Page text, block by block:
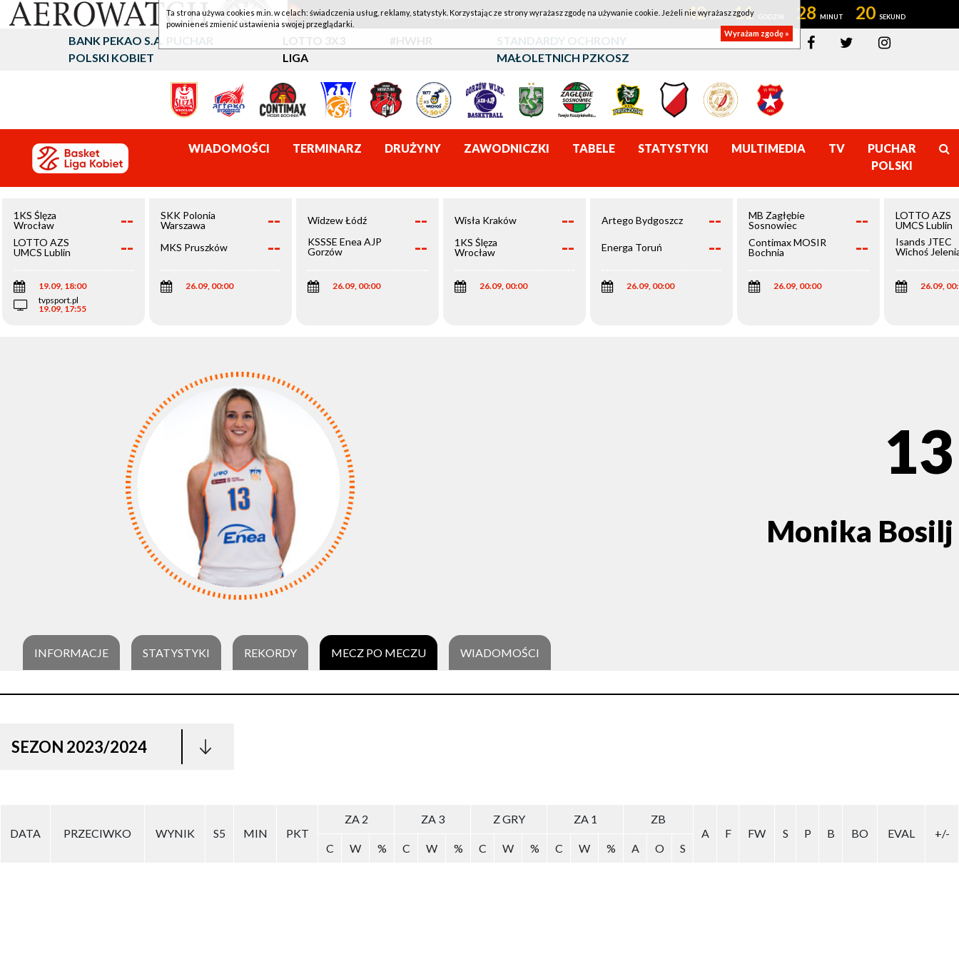
1KS ŚLĘZA WROCŁAW - LOTTO AZS UMCS LUBLIN 42 11 28 20
BANK PEKAO S.A. PUCHAR
POLSKI KOBIET
LOTTO 3X3
LIGA
#HWHR
STANDARDY OCHRONY
MAŁOLETNICH PZKOSZ
WIADOMOŚCI TERMINARZ DRUŻYNY ZAWODNICZKI TABELE STATYSTYKI MULTIMEDIA TV
PUCHAR
POLSKI
1KS Ślęza
Wrocław
--
LOTTO AZS
UMCS Lublin
--
19.09, 18:00
tvpsport.pl
19.09, 17:55
SKK Polonia
Warszawa
--
MKS Pruszków --
26.09, 00:00
Widzew Łódź --
KSSSE Enea AJP
Gorzów
--
26.09, 00:00
Wisła Kraków --
1KS Ślęza
Wrocław
--
26.09, 00:00
Artego Bydgoszcz --
Energa Toruń --
26.09, 00:00
MB Zagłębie
Sosnowiec
--
Contimax MOSIR
Bochnia
--
26.09, 00:00
LOTTO AZS
UMCS Lublin
Isands JTEC
Wichoś
26.09,
13
Monika Bosilj
INFORMACJE STATYSTYKI REKORDY MECZ PO MECZU WIADOMOŚCI
SEZON 2023/2024
DATA PRZECIWKO WYNIK S5 MIN PKT
ZA 2 ZA 3 Z GRY ZA 1
ZB
A
F FW S P B BO EVAL
+/-
C
W % C W % C W % C W % A O S
Ta strona używa cookies m.in. w celach: świadczenia usług, reklamy, statystyk. Korzystając ze strony wyrażasz zgodę na używanie cookie. Jeżeli nie wyrażasz zgody
powinieneś zmienić ustawienia swojej przeglądarki.
Wyrażam zgodę »